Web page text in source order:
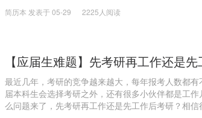
简历本 发表于 05-29 2225人阅读
【应届生难题】先考研再工作还是
最近几年，考研的竞争越来越大，每年报考人数都
届本科生会选择考研之外，还有很多小伙伴都是工
么问题来了，先考研再工作还是先工作后考研？相